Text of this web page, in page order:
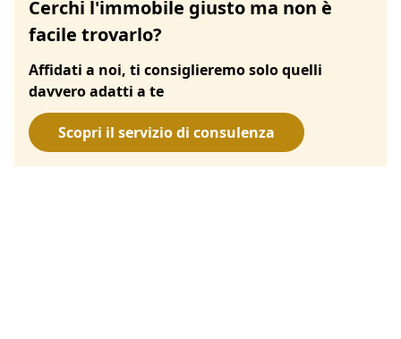
Cerchi l'immobile giusto ma non è
facile trovarlo?
Affidati a noi, ti consiglieremo solo quelli
davvero adatti a te
Scopri il servizio di consulenza